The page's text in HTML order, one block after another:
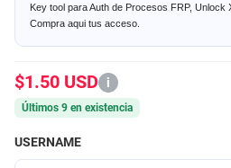
Key tool para Auth de Procesos FRP, Unlock
Compra aqui tus acceso.
$1.50 USD i
Últimos 9 en existencia
USERNAME